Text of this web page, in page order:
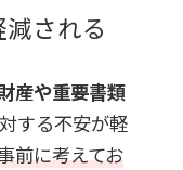
される
産や重要書類
する不安が軽
前に考えてお